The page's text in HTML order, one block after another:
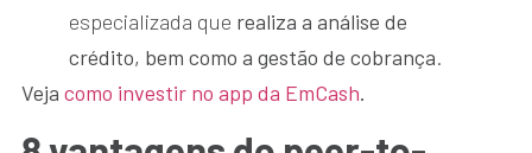
especializada que realiza a análise de
crédito, bem como a gestão de cobrança.
Veja como investir no app da EmCash.